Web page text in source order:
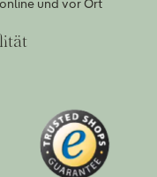
und vor Ort